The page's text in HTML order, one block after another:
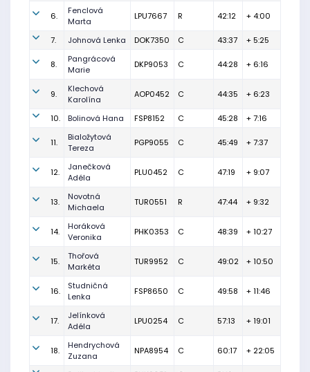
6.
Fenclová
Marta
LPU7667 R 42:12 + 4:00
7. Johnová Lenka DOK7350 C 43:37 + 5:25
8.
Pangrácová
Marie
DKP9053 C 44:28 + 6:16
9.
Klechová
Karolína
AOP0452 C 44:35 + 6:23
10. Bolinová Hana FSP8152 C 45:28 + 7:16
11.
Bialožytová
Tereza
PGP9055 C 45:49 + 7:37
12.
Janečková
Adéla
PLU0452 C 47:19 + 9:07
13.
Novotná
Michaela
TUR0551 R 47:44 + 9:32
14.
Horáková
Veronika
PHK0353 C 48:39 + 10:27
15.
Thořová
Markéta
TUR9952 C 49:02 + 10:50
16.
Studničná
Lenka
FSP8650 C 49:58 + 11:46
17.
Jelínková
Adéla
LPU0254 C 57:13 + 19:01
18.
Hendrychová
Zuzana
NPA8954 C 60:17 + 22:05